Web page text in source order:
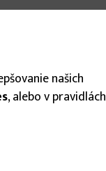
našich
, alebo v pravidlách